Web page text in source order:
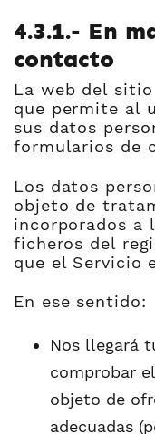
4.3.1.- En
contacto
La web del
que permite al
sus datos
formularios de
Los datos
objeto de
incorporados a
ficheros del
que el Servicio
En ese sentido:
Nos llegará
comprobar
objeto de
adecuadas